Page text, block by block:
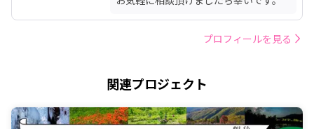
プロフィールを見る
関連プロジェクト